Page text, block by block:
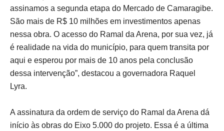
assinamos a segunda etapa do Mercado de Camaragibe.
São mais de R$ 10 milhões em investimentos apenas
nessa obra. O acesso do Ramal da Arena, por sua vez, já
é realidade na vida do município, para quem transita por
aqui e esperou por mais de 10 anos pela conclusão
dessa intervenção”, destacou a governadora Raquel
Lyra.
A assinatura da ordem de serviço do Ramal da Arena dá
início às obras do Eixo 5.000 do projeto. Essa é a última